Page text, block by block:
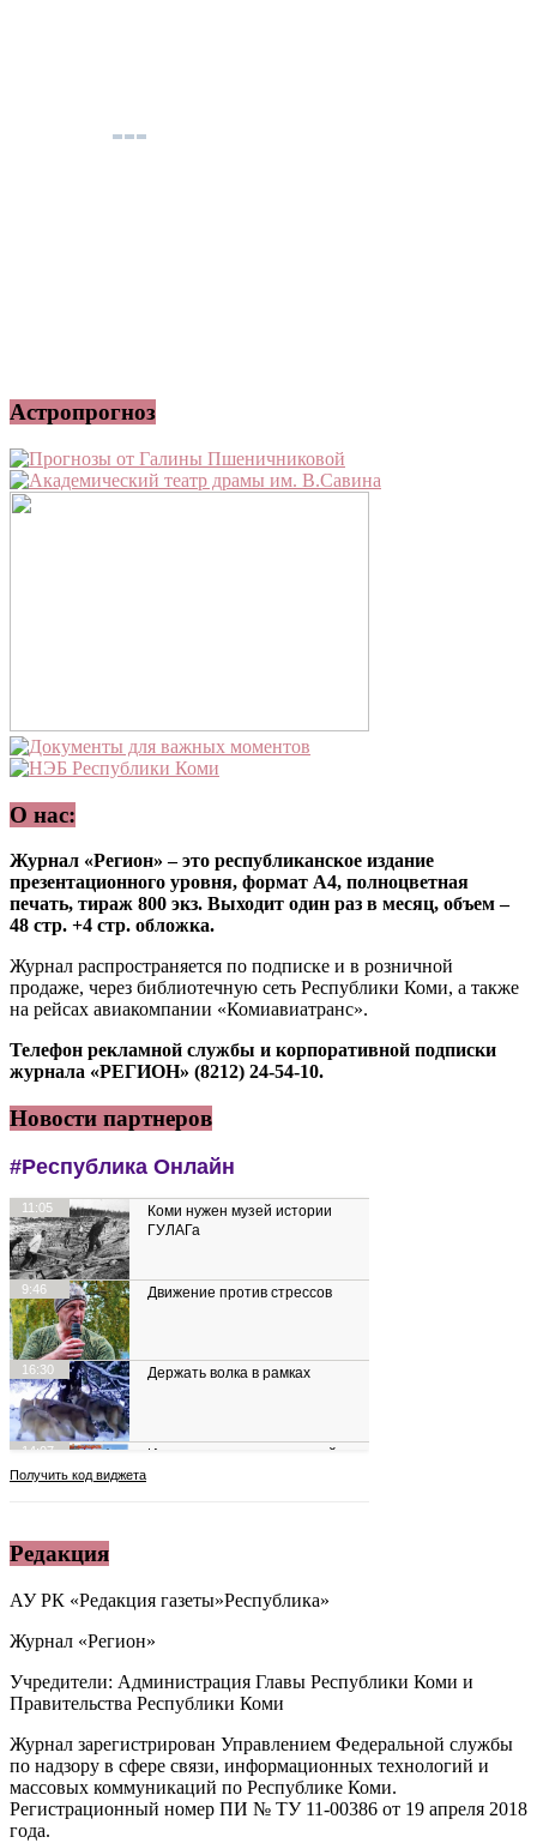
Астропрогноз
О нас:
Журнал «Регион» – это республиканское издание
презентационного уровня, формат А4, полноцветная
печать, тираж 800 экз. Выходит один раз в месяц, объем –
48 стр. +4 стр. обложка.
Журнал распространяется по подписке и в розничной
продаже, через библиотечную сеть Республики Коми, а также
на рейсах авиакомпании «Комиавиатранс».
Телефон рекламной службы и корпоративной подписки
журнала «РЕГИОН» (8212) 24-54-10.
Новости партнеров
Редакция
АУ РК «Редакция газеты»Республика»
Журнал «Регион»
Учредители: Администрация Главы Республики Коми и
Правительства Республики Коми
Журнал зарегистрирован Управлением Федеральной службы
по надзору в сфере связи, информационных технологий и
массовых коммуникаций по Республике Коми.
Регистрационный номер ПИ № ТУ 11-00386 от 19 апреля 2018
года.